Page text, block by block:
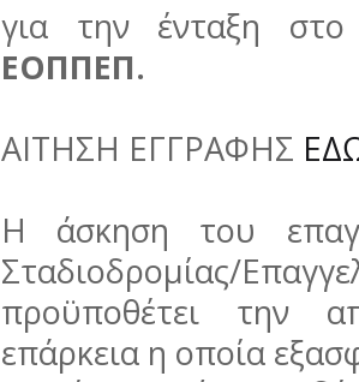
για την ένταξη
ΕΟΠΠΕΠ.
ΑΙΤΗΣΗ ΕΓΓΡΑΦΗΣ
Η άσκηση του
Σταδιοδρομίας/
προϋποθέτει την
επάρκεια η οποία